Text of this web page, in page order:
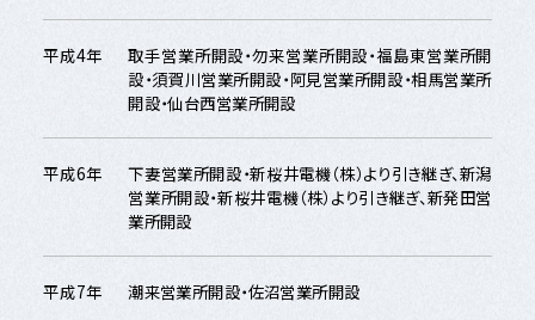
平成4年
取手営業所開設・勿来営業所開設・福島東営業所開
設・須賀川営業所開設・阿見営業所開設・相馬営業所
開設・仙台西営業所開設
平成6年
下妻営業所開設・新桜井電機（株）より引き継ぎ、新潟
営業所開設・新桜井電機（株）より引き継ぎ、新発田営
業所開設
平成7年 潮来営業所開設・佐沼営業所開設